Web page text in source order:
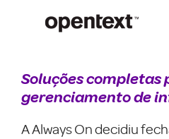
Soluções completas
gerenciamento de
A Always On decidiu